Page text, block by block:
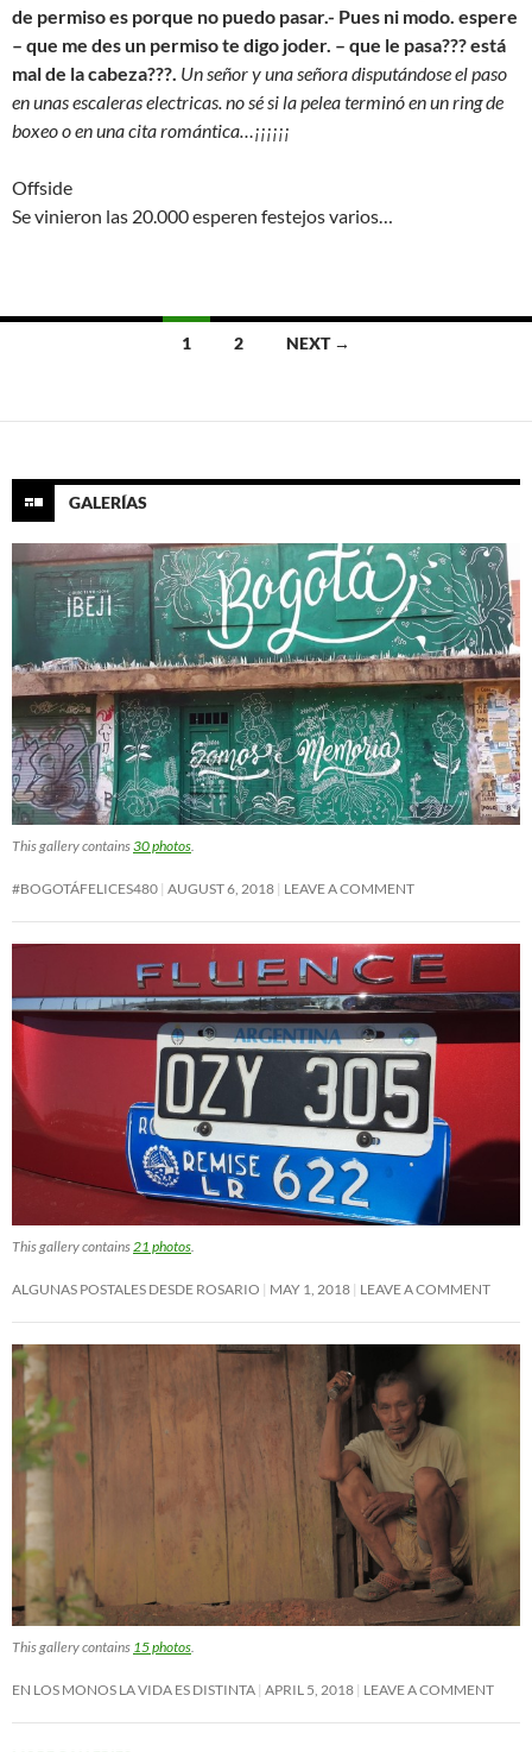
de permiso es porque no puedo pasar.- Pues ni modo. espere
– que me des un permiso te digo joder. – que le pasa??? está
mal de la cabeza???. Un señor y una señora disputándose el paso
en unas escaleras electricas. no sé si la pelea terminó en un ring de
boxeo o en una cita romántica…¡¡¡¡¡¡
Offside
Se vinieron las 20.000 esperen festejos varios…
1 2 NEXT →
GALERÍAS
This gallery contains30 photos
#BOGOTÁFELICES480 AUGUST 6, 2018 LEAVE A COMMENT
This gallery contains 21 photos
ALGUNAS POSTALES DESDE ROSARIO MAY 1, 2018 LEAVE A COMMENT
This gallery contains 15 photos
EN LOS MONOS LA VIDA ES DISTINTA APRIL 5, 2018 LEAVE A COMMENT